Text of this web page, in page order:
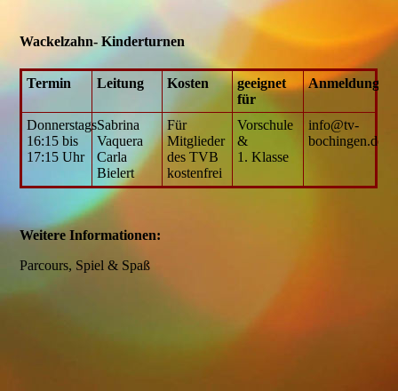
Wackelzahn- Kinderturnen
Termin Leitung Kosten
geeignet
für
Anmeldung
Donnerstags
16:15 bis
17:15 Uhr
Sabrina
Vaquera
Carla
Bielert
Für
Mitglieder
des TVB
kostenfrei
Vorschule
&
1. Klasse
info@tv-
bochingen.de
Weitere Informationen:
Parcours, Spiel & Spaß